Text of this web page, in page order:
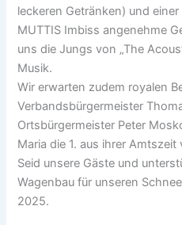
leckeren Getränken) und
MUTTIS Imbiss angenehme
uns die Jungs von „The
Musik.
Wir erwarten zudem royalen
Verbandsbürgermeister
Ortsbürgermeister Peter
Maria die 1. aus ihrer Amtszeit
Seid unsere Gäste und
Wagenbau für unseren
2025.